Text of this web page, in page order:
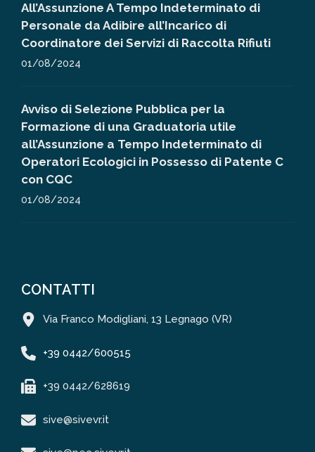
All’Assunzione A Tempo Indeterminato di
Personale da Adibire all’Incarico di
Coordinatore dei Servizi di Raccolta Rifiuti
01/08/2024
Avviso di Selezione Pubblica per la
Formazione di una Graduatoria utile
all’Assunzione a Tempo Indeterminato di
Operatori Ecologici in Possesso di Patente C
con CQC
01/08/2024
CONTATTI
Via Franco Modigliani, 13 Legnago (VR)
+39 0442/600515
+39 0442/628619
sive@sivevr.it